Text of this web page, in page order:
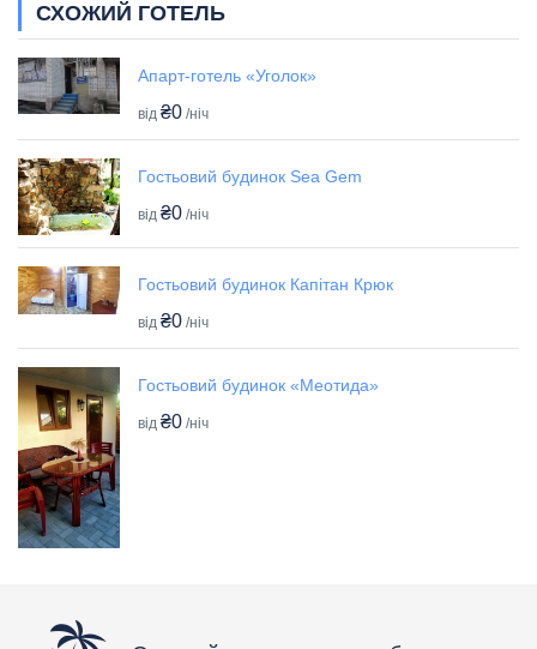
СХОЖИЙ ГОТЕЛЬ
Апарт-готель «Уголок»
від ₴0 /ніч
Гостьовий будинок Sea Gem
від ₴0 /ніч
Гостьовий будинок Капітан Крюк
від ₴0 /ніч
Гостьовий будинок «Меотида»
від ₴0 /ніч